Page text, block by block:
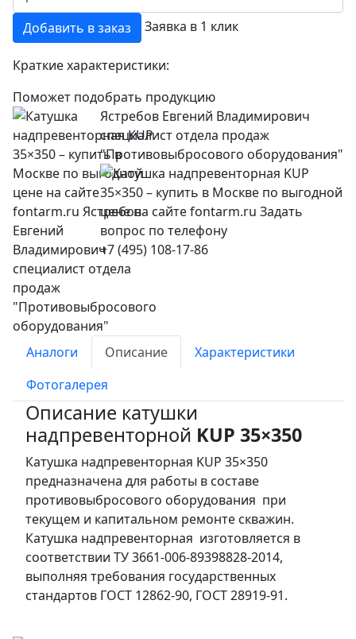
Добавить в заказ Заявка в 1 клик
Краткие характеристики:
Поможет подобрать продукцию
Ястребов Евгений Владимирович
специалист отдела продаж
"Противовыбросового оборудования"
+7 (495) 108-17-86
Аналоги Описание
Характеристики
Фотогалерея
Описание катушки
надпревенторной KUP 35×350
Катушка надпревенторная KUP 35×350
предназначена для работы в составе
противовыбросового оборудования при
текущем и капитальном ремонте скважин.
Катушка надпревенторная изготовляется в
соответствии ТУ 3661-006-89398828-2014,
выполняя требования государственных
стандартов ГОСТ 12862-90, ГОСТ 28919-91.